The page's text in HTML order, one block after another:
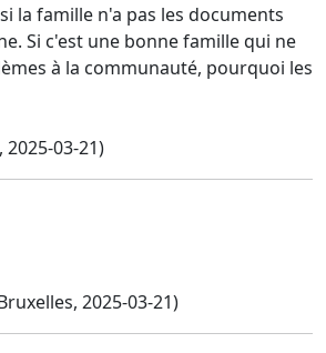
la famille n'a pas les documents
Si c'est une bonne famille qui ne
à la communauté, pourquoi les
2025-03-21)
2025-03-21)